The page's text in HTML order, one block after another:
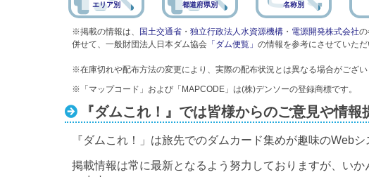
エリア別 都道府県別 名称別
※掲載の情報は、 国土交通省 ・ 独立行政法人水資源機構 ・ 電源開発株式会社の
併せて、一般財団法人日本ダム協会 「ダム便覧」 の情報を参考にさせていただ
※在庫切れや配布方法の変更により、実際の配布状況とは異なる場合がござい
※「マップコード」および「MAPCODE」は(株)デンソーの登録商標です。
『ダムこれ！』では皆様からのご意見や情
『ダムこれ！」は旅先でのダムカード集めが趣味のWeb
掲載情報は常に最新となるよう努力しておりますが、い